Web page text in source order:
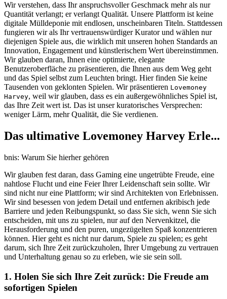
Wir verstehen, dass Ihr anspruchsvoller Geschmack mehr als nur
Quantität verlangt; er verlangt Qualität. Unsere Plattform ist keine
digitale Mülldeponie mit endlosen, unscheinbaren Titeln. Stattdessen
fungieren wir als Ihr vertrauenswürdiger Kurator und wählen nur
diejenigen Spiele aus, die wirklich mit unseren hohen Standards an
Innovation, Engagement und künstlerischem Wert übereinstimmen.
Wir glauben daran, Ihnen eine optimierte, elegante
Benutzeroberfläche zu präsentieren, die Ihnen aus dem Weg geht
und das Spiel selbst zum Leuchten bringt. Hier finden Sie keine
Tausenden von geklonten Spielen. Wir präsentieren Lovemoney
Harvey, weil wir glauben, dass es ein außergewöhnliches Spiel ist,
das Ihre Zeit wert ist. Das ist unser kuratorisches Versprechen:
weniger Lärm, mehr Qualität, die Sie verdienen.
Das ultimative Lovemoney Harvey Erle...
bnis: Warum Sie hierher gehören
Wir glauben fest daran, dass Gaming eine ungetrübte Freude, eine
nahtlose Flucht und eine Feier Ihrer Leidenschaft sein sollte. Wir
sind nicht nur eine Plattform; wir sind Architekten von Erlebnissen.
Wir sind besessen von jedem Detail und entfernen akribisch jede
Barriere und jeden Reibungspunkt, so dass Sie sich, wenn Sie sich
entscheiden, mit uns zu spielen, nur auf den Nervenkitzel, die
Herausforderung und den puren, ungezügelten Spaß konzentrieren
können. Hier geht es nicht nur darum, Spiele zu spielen; es geht
darum, sich Ihre Zeit zurückzuholen, Ihrer Umgebung zu vertrauen
und Unterhaltung genau so zu erleben, wie sie sein soll.
1. Holen Sie sich Ihre Zeit zurück: Die Freude am
sofortigen Spielen